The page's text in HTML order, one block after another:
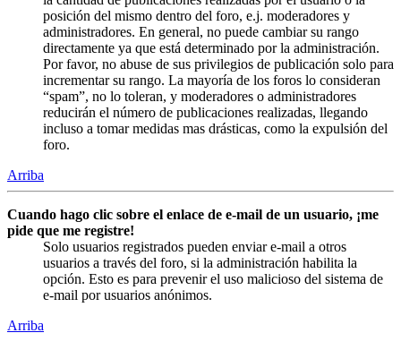
posición del mismo dentro del foro, e.j. moderadores y
administradores. En general, no puede cambiar su rango
directamente ya que está determinado por la administración.
Por favor, no abuse de sus privilegios de publicación solo para
incrementar su rango. La mayoría de los foros lo consideran
“spam”, no lo toleran, y moderadores o administradores
reducirán el número de publicaciones realizadas, llegando
incluso a tomar medidas mas drásticas, como la expulsión del
foro.
Arriba
Cuando hago clic sobre el enlace de e-mail de un usuario, ¡me
pide que me registre!
Solo usuarios registrados pueden enviar e-mail a otros
usuarios a través del foro, si la administración habilita la
opción. Esto es para prevenir el uso malicioso del sistema de
e-mail por usuarios anónimos.
Arriba